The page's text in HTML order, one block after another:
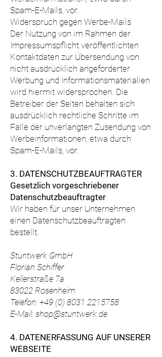
Spam-E-Mails, vor.
Widerspruch gegen Werbe-Mails
Der Nutzung von im Rahmen der
Impressumspflicht veröffentlichten
Kontaktdaten zur Übersendung von
nicht ausdrücklich angeforderter
Werbung und Informationsmaterialien
wird hiermit widersprochen. Die
Betreiber der Seiten behalten sich
ausdrücklich rechtliche Schritte im
Falle der unverlangten Zusendung von
Werbeinformationen, etwa durch
Spam-E-Mails, vor.
3. DATENSCHUTZBEAUFTRAGTER
Gesetzlich vorgeschriebener
Datenschutzbeauftragter
Wir haben für unser Unternehmen
einen Datenschutzbeauftragten
bestellt.
Stuntwerk GmbH
Florian Schiffer
Kellerstraße 7a
83022 Rosenheim
Telefon: +49 (0) 8031 2215758
E-Mail: shop@stuntwerk.de
4. DATENERFASSUNG AUF UNSERER
WEBSEITE